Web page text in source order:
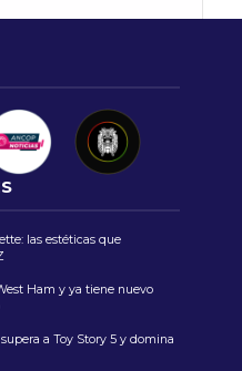
las estéticas que
Ham y ya tiene nuevo
a Toy Story 5 y domina